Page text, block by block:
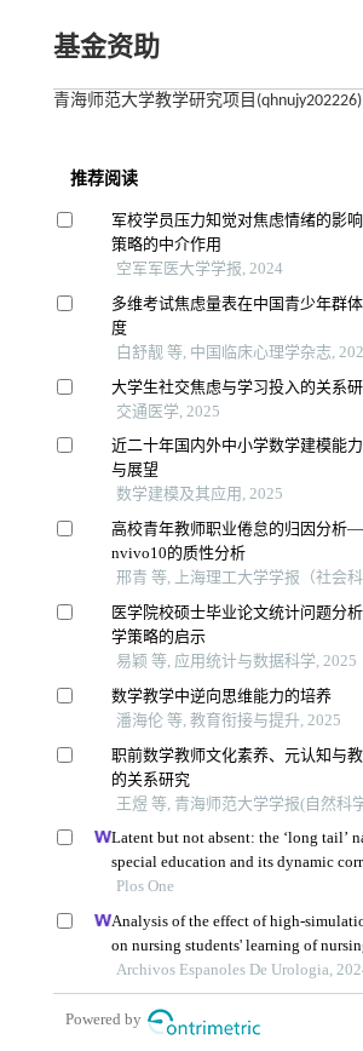
基金资助
青海师范大学教学研究项目(qhnujy202226)